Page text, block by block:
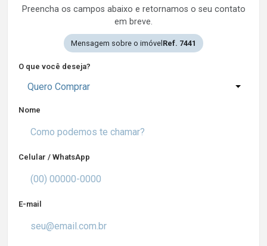
Preencha os campos abaixo e retornamos o seu contato
em breve.
Mensagem sobre o imóvel Ref. 7441
O que você deseja?
Quero Comprar
Nome
Celular / WhatsApp
E-mail